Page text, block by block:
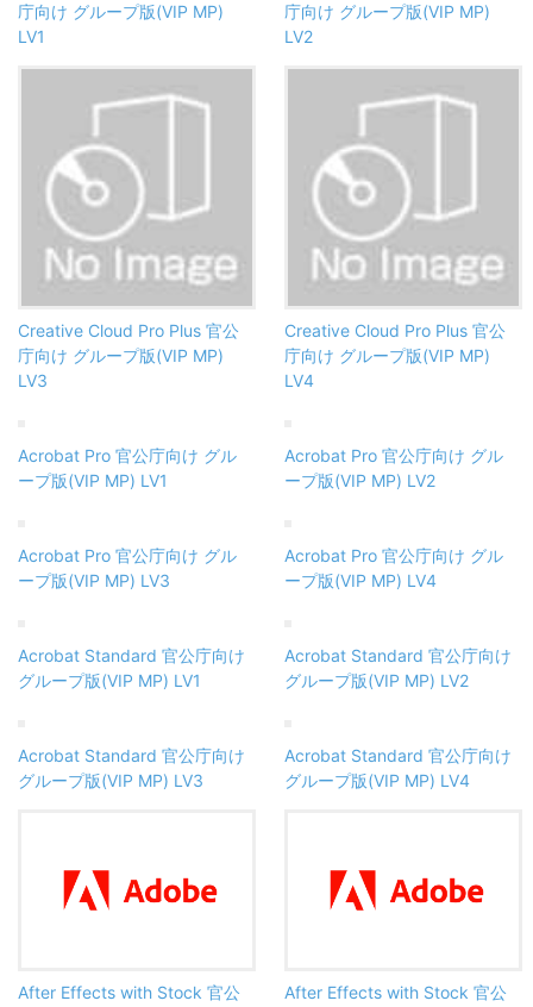
庁向け グループ版(VIP MP)
LV1
庁向け グループ版(VIP MP)
LV2
Creative Cloud Pro Plus 官公
庁向け グループ版(VIP MP)
LV3
Creative Cloud Pro Plus 官公
庁向け グループ版(VIP MP)
LV4
Acrobat Pro 官公庁向け グル
ープ版(VIP MP) LV1
Acrobat Pro 官公庁向け グル
ープ版(VIP MP) LV2
Acrobat Pro 官公庁向け グル
ープ版(VIP MP) LV3
Acrobat Pro 官公庁向け グル
ープ版(VIP MP) LV4
Acrobat Standard 官公庁向け
グループ版(VIP MP) LV1
Acrobat Standard 官公庁向け
グループ版(VIP MP) LV2
Acrobat Standard 官公庁向け
グループ版(VIP MP) LV3
Acrobat Standard 官公庁向け
グループ版(VIP MP) LV4
After Effects with Stock 官公
After Effects with Stock 官公